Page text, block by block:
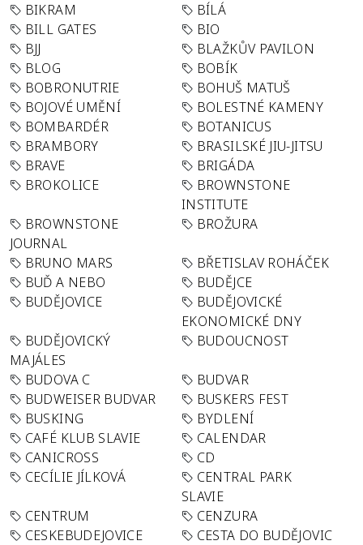
BIKRAM
BÍLÁ
BILL GATES
BIO
BJJ
BLAŽKŮV PAVILON
BLOG
BOBÍK
BOBRONUTRIE
BOHUŠ MATUŠ
BOJOVÉ UMĚNÍ
BOLESTNÉ KAMENY
BOMBARDÉR
BOTANICUS
BRAMBORY
BRASILSKÉ JIU-JITSU
BRAVE
BRIGÁDA
BROKOLICE
BROWNSTONE
INSTITUTE
BROWNSTONE
JOURNAL
BROŽURA
BRUNO MARS
BŘETISLAV ROHÁČEK
BUĎ A NEBO
BUDĚJCE
BUDĚJOVICE
BUDĚJOVICKÉ
EKONOMICKÉ DNY
BUDĚJOVICKÝ
MAJÁLES
BUDOUCNOST
BUDOVA C
BUDVAR
BUDWEISER BUDVAR
BUSKERS FEST
BUSKING
BYDLENÍ
CAFÉ KLUB SLAVIE
CALENDAR
CANICROSS
CD
CECÍLIE JÍLKOVÁ
CENTRAL PARK
SLAVIE
CENTRUM
CENZURA
CESKEBUDEJOVICE
CESTA DO BUDĚJOVIC